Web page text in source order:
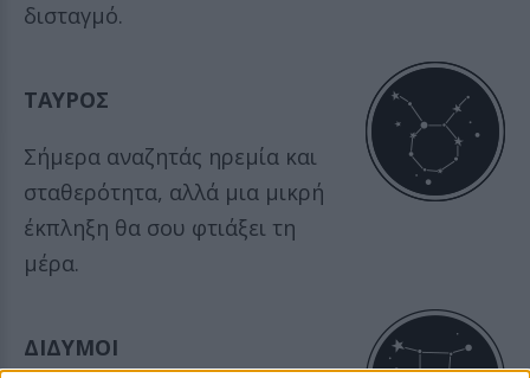
δισταγμό.
ΤΑΥΡΟΣ
Σήμερα αναζητάς ηρεμία και
σταθερότητα, αλλά μια μικρή
έκπληξη θα σου φτιάξει τη
μέρα.
ΔΙΔΥΜΟΙ